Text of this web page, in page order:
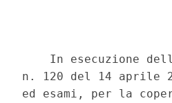
In esecuzione
n. 120 del 14 aprile
ed esami, per la